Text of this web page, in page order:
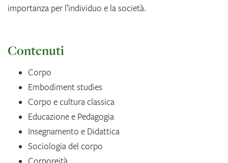
importanza per l’individuo e la società.
Contenuti
Corpo
Embodiment studies
Corpo e cultura classica
Educazione e Pedagogia
Insegnamento e Didattica
Sociologia del corpo